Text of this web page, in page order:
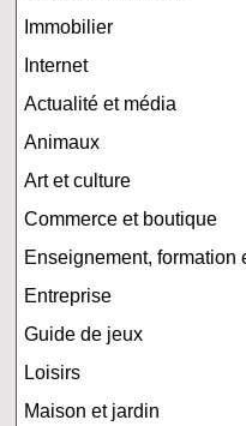
Immobilier
Internet
Actualité et média
Animaux
Art et culture
Commerce et boutique
Enseignement, formation
Entreprise
Guide de jeux
Loisirs
Maison et jardin